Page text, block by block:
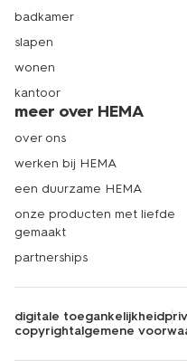
badkamer
slapen
wonen
kantoor
meer over HEMA
over ons
werken bij HEMA
een duurzame HEMA
onze producten met liefde
gemaakt
partnerships
digitale toegankelijkheid
copyrightalgemene